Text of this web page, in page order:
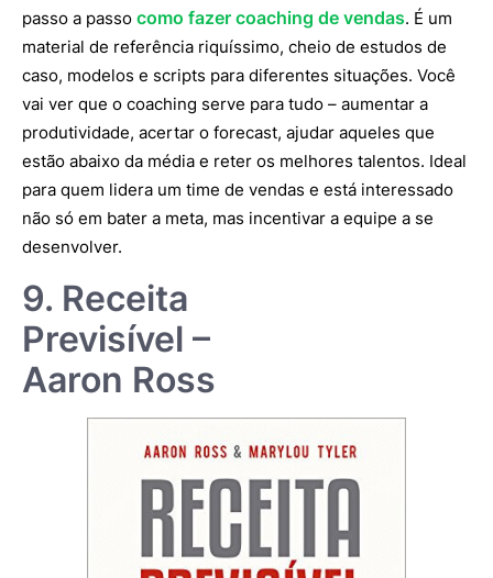
passo a passo como fazer coaching de vendas. É um
material de referência riquíssimo, cheio de estudos de
caso, modelos e scripts para diferentes situações. Você
vai ver que o coaching serve para tudo – aumentar a
produtividade, acertar o forecast, ajudar aqueles que
estão abaixo da média e reter os melhores talentos. Ideal
para quem lidera um time de vendas e está interessado
não só em bater a meta, mas incentivar a equipe a se
desenvolver.
9. Receita
Previsível –
Aaron Ross